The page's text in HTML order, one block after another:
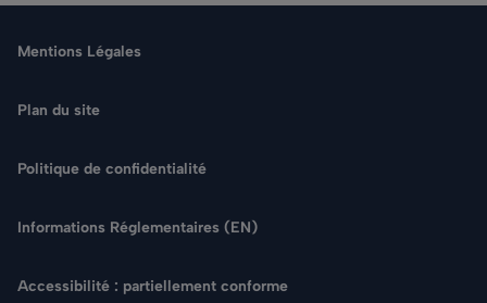
Rechercher
Mentions Légales
Plan du site
Politique de confidentialité
Informations Réglementaires (EN)
Accessibilité : partiellement conforme